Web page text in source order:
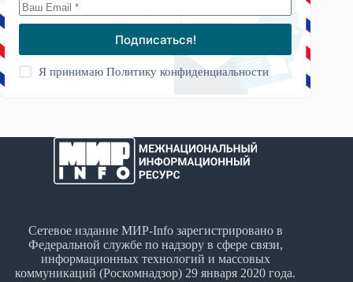
Подписаться!
Я принимаюПолитику конфиденциальности
Сетевое издание МИР-Info зарегистрировано в
Федеральной службе по надзору в сфере связи,
информационных технологий и массовых
коммуникаций (Роскомнадзор) 29 января 2020 года.